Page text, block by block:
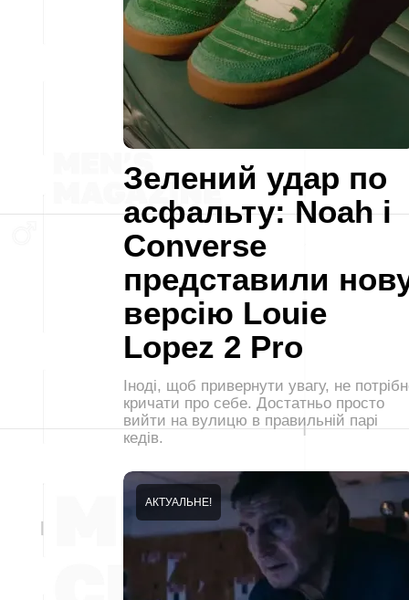
Зелений удар по
асфальту: Noah і
Converse
представили
версію Louie
Lopez 2 Pro
Іноді, щоб привернути увагу, не
кричати про себе. Достатньо просто
вийти на вулицю в правильній парі
кедів.
АКТУАЛЬНЕ!